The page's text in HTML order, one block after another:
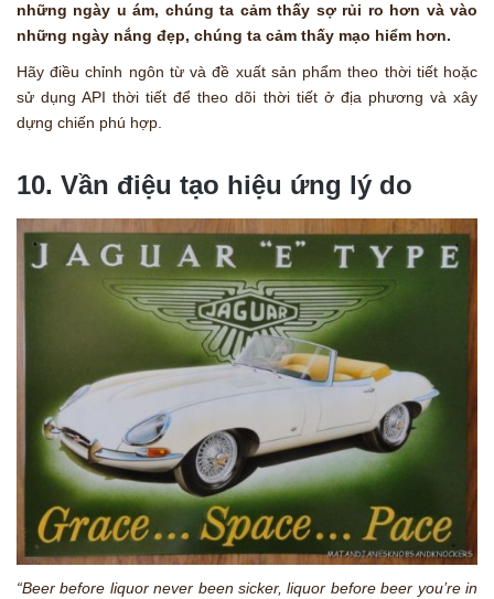
những ngày u ám, chúng ta cảm thấy sợ rủi ro hơn và vào
những ngày nắng đẹp, chúng ta cảm thấy mạo hiểm hơn.
Hãy điều chỉnh ngôn từ và đề xuất sản phẩm theo thời tiết hoặc
sử dụng API thời tiết để theo dõi thời tiết ở địa phương và xây
dựng chiến phú hợp.
10. Vần điệu tạo hiệu ứng lý do
“Beer before liquor never been sicker, liquor before beer you’re in